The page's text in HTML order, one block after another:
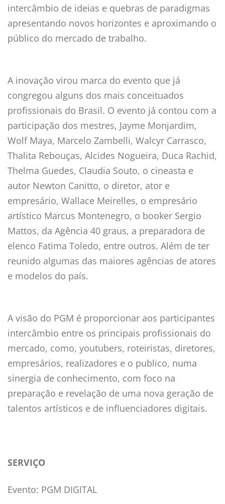
intercâmbio de ideias e quebras de paradigmas
apresentando novos horizontes e aproximando o
público do mercado de trabalho.
A inovação virou marca do evento que já
congregou alguns dos mais conceituados
profissionais do Brasil. O evento já contou com a
participação dos mestres, Jayme Monjardim,
Wolf Maya, Marcelo Zambelli, Walcyr Carrasco,
Thalita Rebouças, Alcides Nogueira, Duca Rachid,
Thelma Guedes, Claudia Souto, o cineasta e
autor Newton Canitto, o diretor, ator e
empresário, Wallace Meirelles, o empresário
artístico Marcus Montenegro, o booker Sergio
Mattos, da Agência 40 graus, a preparadora de
elenco Fatima Toledo, entre outros. Além de ter
reunido algumas das maiores agências de atores
e modelos do país.
A visão do PGM é proporcionar aos participantes
intercâmbio entre os principais profissionais do
mercado, como, youtubers, roteiristas, diretores,
empresários, realizadores e o publico, numa
sinergia de conhecimento, com foco na
preparação e revelação de uma nova geração de
talentos artísticos e de influenciadores digitais.
SERVIÇO
Evento: PGM DIGITAL